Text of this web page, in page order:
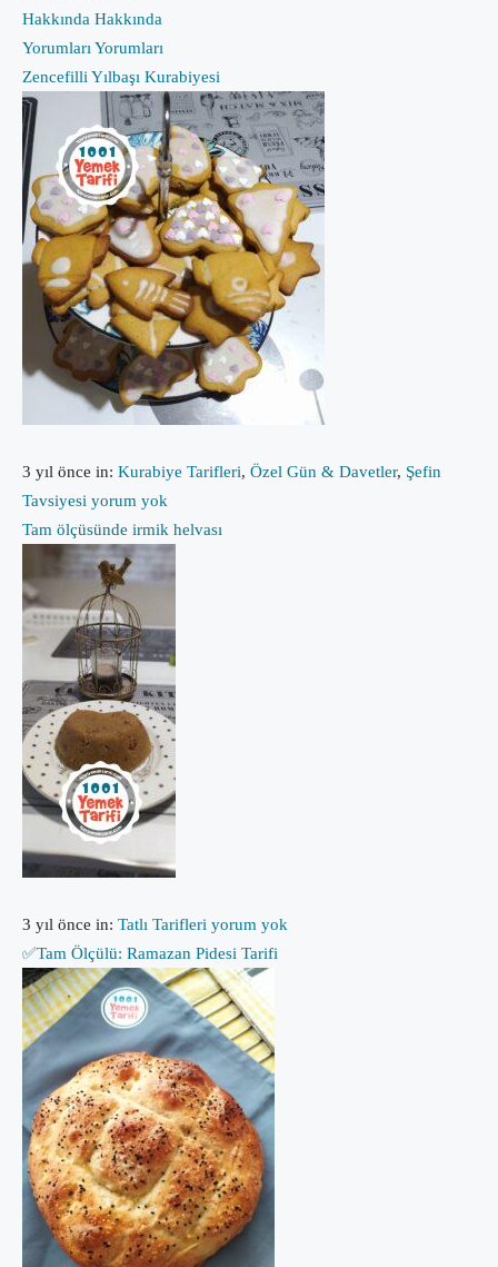
Hakkında Hakkında
Yorumları Yorumları
Zencefilli Yılbaşı Kurabiyesi
3 yıl önce in: Kurabiye Tarifleri, Özel Gün & Davetler, Şefin
Tavsiyesi yorum yok
Tam ölçüsünde irmik helvası
3 yıl önce in: Tatlı Tarifleri yorum yok
✅Tam Ölçülü: Ramazan Pidesi Tarifi